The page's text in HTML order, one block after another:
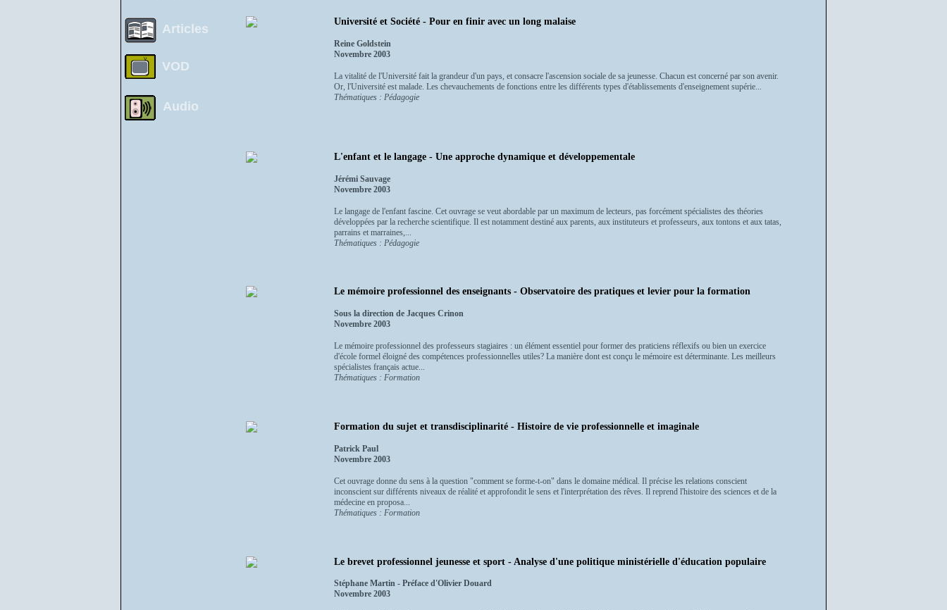
Articles
VOD
Audio
Université et Société - Pour en finir avec un long malaise
Reine Goldstein
Novembre 2003
La vitalité de l'Université fait la grandeur d'un pays, et consacre l'ascension sociale de sa jeunesse. Chacun est concerné par son avenir.
Or, l'Université est malade. Les chevauchements de fonctions entre les différents types d'établissements d'enseignement supérie...
Thématiques : Pédagogie
L'enfant et le langage - Une approche dynamique et développementale
Jérémi Sauvage
Novembre 2003
Le langage de l'enfant fascine. Cet ouvrage se veut abordable par un maximum de lecteurs, pas forcément spécialistes des théories
développées par la recherche scientifique. Il est notamment destiné aux parents, aux instituteurs et professeurs, aux tontons et aux tatas,
parrains et marraines,...
Thématiques : Pédagogie
Le mémoire professionnel des enseignants - Observatoire des pratiques et levier pour la formation
Sous la direction de Jacques Crinon
Novembre 2003
Le mémoire professionnel des professeurs stagiaires : un élément essentiel pour former des praticiens réflexifs ou bien un exercice
d'école formel éloigné des compétences professionnelles utiles? La manière dont est conçu le mémoire est déterminante. Les meilleurs
spécialistes français actue...
Thématiques : Formation
Formation du sujet et transdisciplinarité - Histoire de vie professionnelle et imaginale
Patrick Paul
Novembre 2003
Cet ouvrage donne du sens à la question "comment se forme-t-on" dans le domaine médical. Il précise les relations conscient
inconscient sur différents niveaux de réalité et approfondit le sens et l'interprétation des rêves. Il reprend l'histoire des sciences et de la
médecine en proposa...
Thématiques : Formation
Le brevet professionnel jeunesse et sport - Analyse d'une politique ministérielle d'éducation populaire
Stéphane Martin - Préface d'Olivier Douard
Novembre 2003